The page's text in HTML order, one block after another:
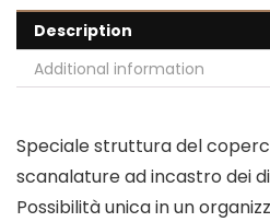
Description
Additional information
Speciale struttura del
scanalature ad incastro dei
Possibilità unica in un